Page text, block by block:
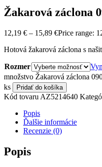
Žakarová záclona
12,19 € – 15,89 €Price range:
Hotová žakarová záclona s
Rozmer
množstvo Žakarová záclona
ks
Pridať do košíka
Kód tovaru AZ5214640
Popis
Ďalšie informácie
Recenzie (0)
Popis